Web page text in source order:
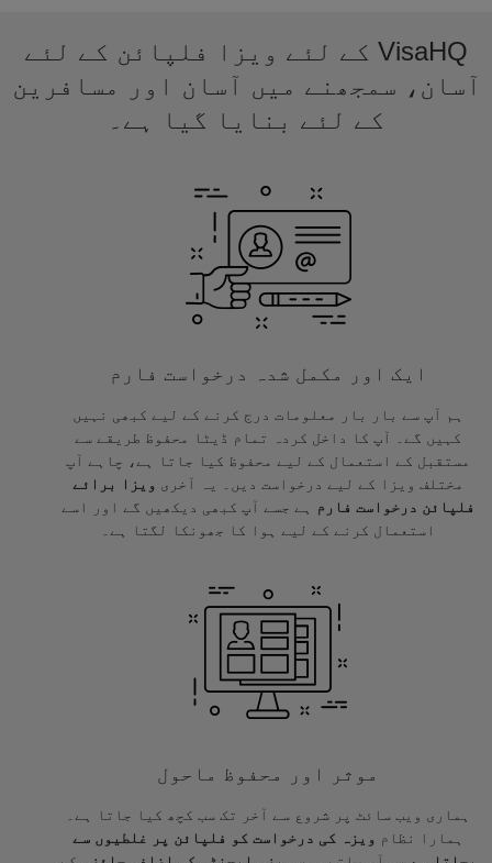
VisaHQ کے لئے ویزا فلپائن کے لئے
آسان، سمجھنے میں آسان اور مسافرین
کے لئے بنایا گیا ہے۔
ایک اور مکمل شدہ درخواست فارم
ہم آپ سے بار بار معلومات درج کرنے کے لیے کبھی نہیں
کہیں گے۔ آپ کا داخل کردہ تمام ڈیٹا محفوظ طریقے سے
مستقبل کے استعمال کے لیے محفوظ کیا جاتا ہے، چاہے آپ
مختلف ویزا کے لیے درخواست دیں۔ یہ آخری ویزا برائے
فلپائن درخواست فارم
ہے جسے آپ کبھی دیکھیں گے اور اسے
استعمال کرنے کے لیے ہوا کا جھونکا لگتا ہے۔
موثر اور محفوظ ماحول
ہماری ویب سائٹ پر شروع سے آخر تک سب کچھ کیا جاتا ہے۔
ہمارا نظام ویزہ کی درخواست کو فلپائن پر غلطیوں سے